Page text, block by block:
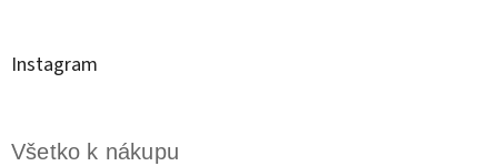
Instagram
Všetko k nákupu